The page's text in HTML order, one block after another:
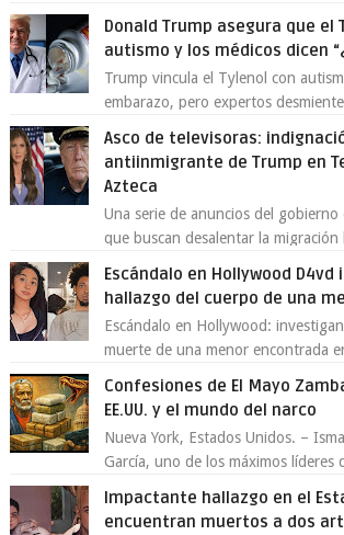
Donald Trump asegura que el
autismo y los médicos dicen
Trump vincula el Tylenol con
embarazo, pero expertos
Asco de televisoras:
antiinmigrante de Trump en
Azteca
Una serie de anuncios del gobierno
que buscan desalentar la
Escándalo en Hollywood
hallazgo del cuerpo de una
Escándalo en Hollywood:
muerte de una menor encontrada
Confesiones de El Mayo
EE.UU. y el mundo del narco
Nueva York, Estados Unidos. –
García, uno de los máximos líderes
Impactante hallazgo en el
encuentran muertos a dos